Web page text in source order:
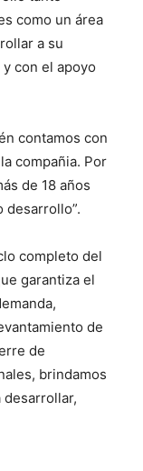
como un área
a su
con el apoyo
contamos con
compañia. Por
de 18 años
completo del
garantiza el
de
de
brindamos